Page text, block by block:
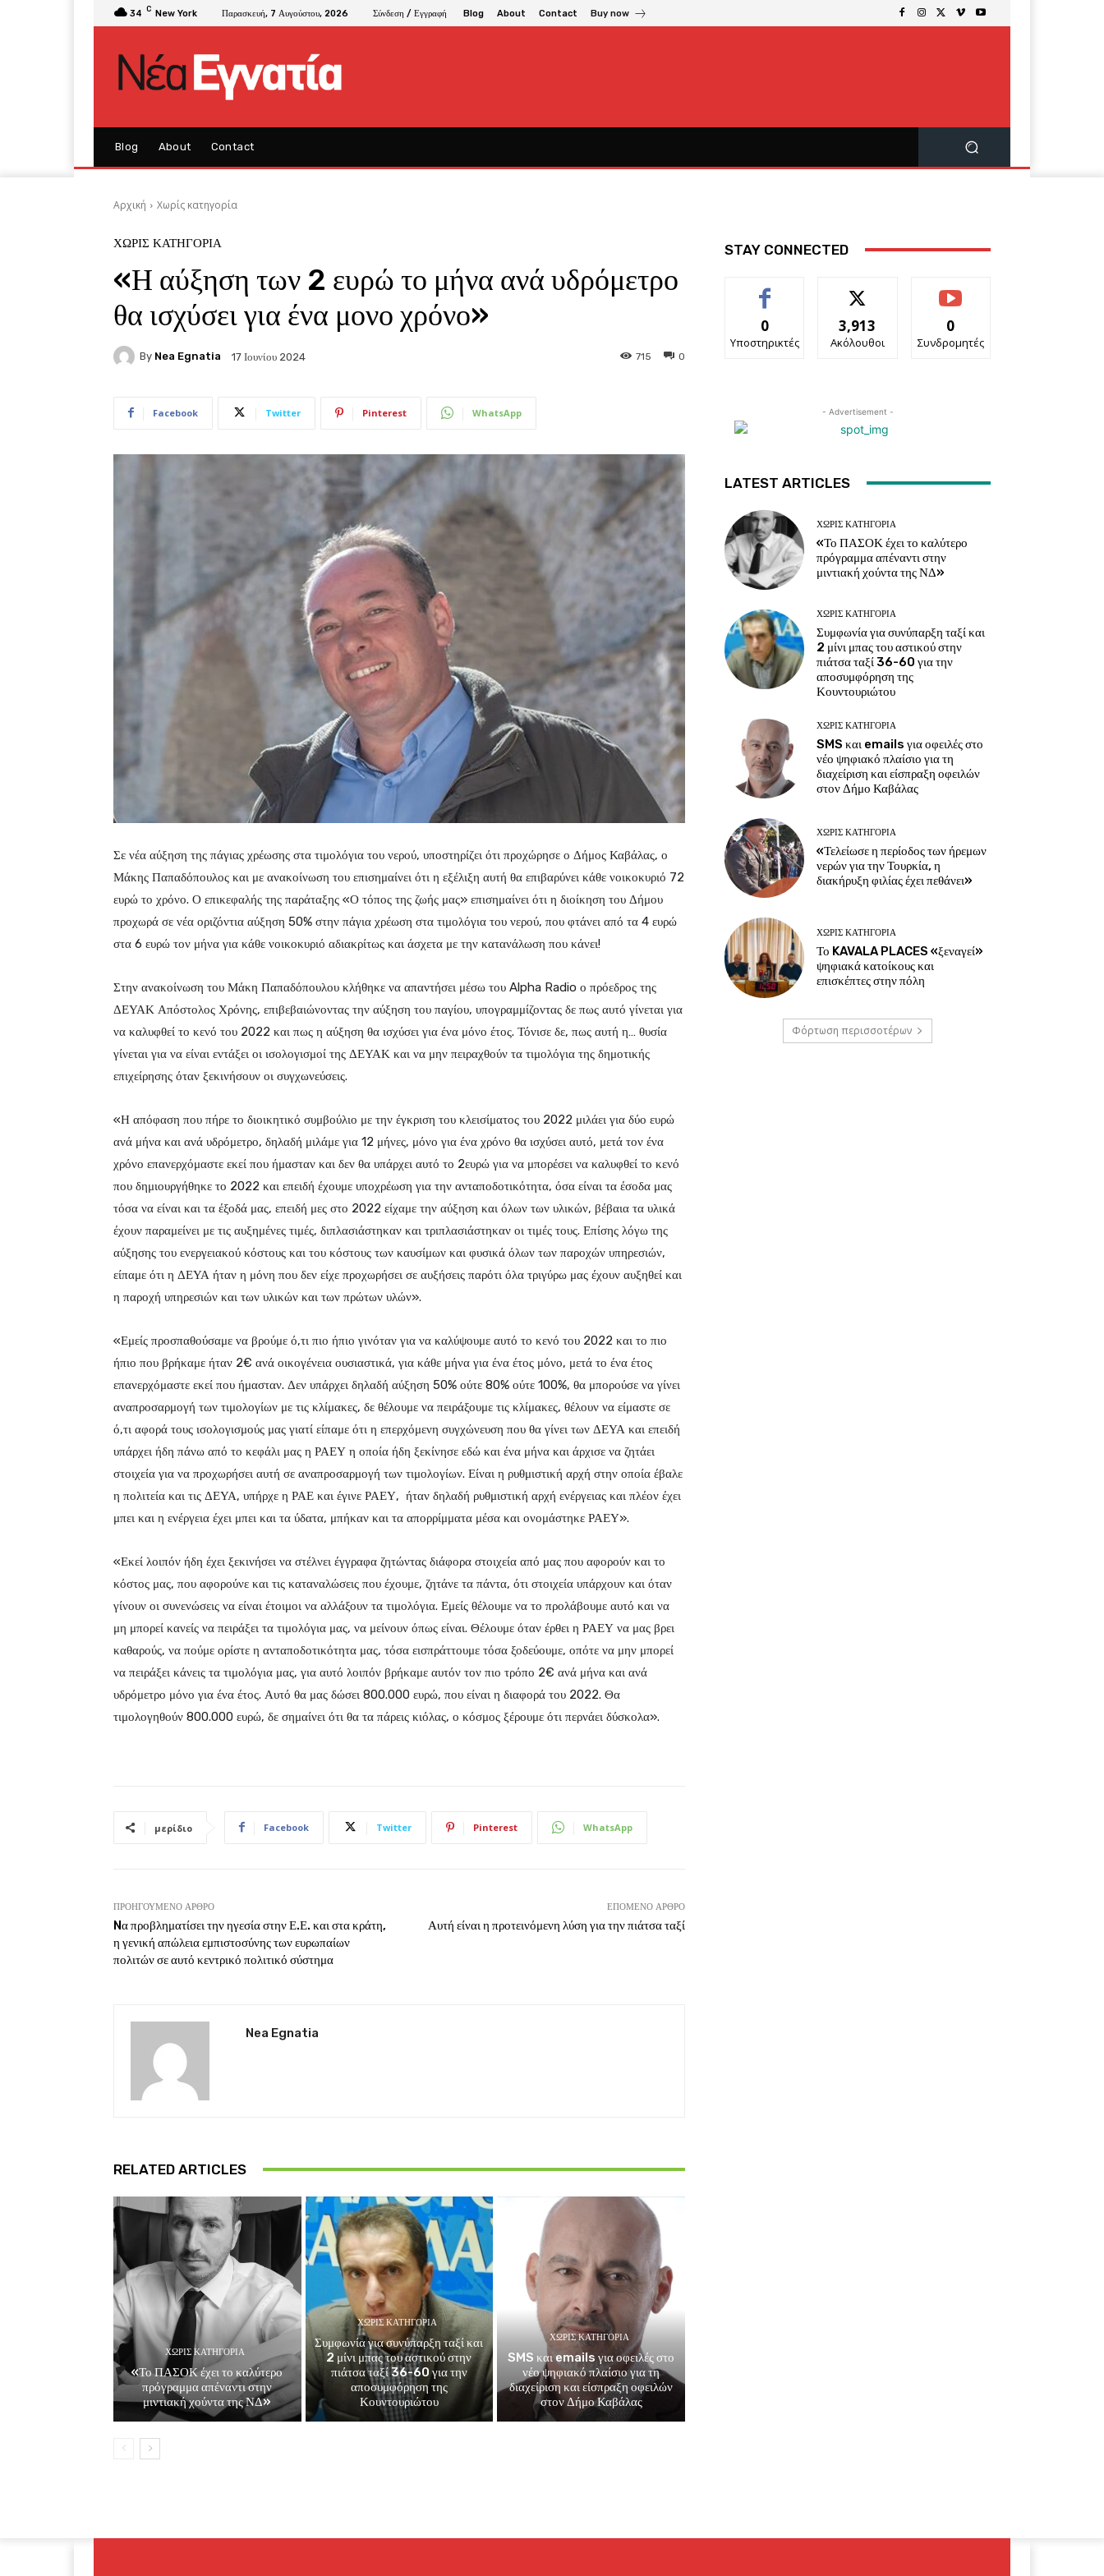
34 C New York Παρασκευή, 7 Αυγούστου, 2026 Σύνδεση / Εγγραφή Blog About Contact Buy now
Blog About Contact
Αρχική Χωρίς κατηγορία
ΧΩΡΊΣ ΚΑΤΗΓΟΡΊΑ
«Η αύξηση των 2 ευρώ το μήνα ανά υδρόμετρο
θα ισχύσει για ένα μονο χρόνο»
By Nea Egnatia 17 Ιουνίου 2024 0
715
Facebook Twitter Pinterest WhatsApp
Σε νέα αύξηση της πάγιας χρέωσης στα τιμολόγια του νερού, υποστηρίζει ότι προχώρησε ο Δήμος Καβάλας, ο
Μάκης Παπαδόπουλος και με ανακοίνωση του επισημαίνει ότι η εξέλιξη αυτή θα επιβαρύνει κάθε νοικοκυριό 72
ευρώ το χρόνο. Ο επικεφαλής της παράταξης «Ο τόπος της ζωής μας» επισημαίνει ότι η διοίκηση του Δήμου
προχωρά σε νέα οριζόντια αύξηση 50% στην πάγια χρέωση στα τιμολόγια του νερού, που φτάνει από τα 4 ευρώ
στα 6 ευρώ τον μήνα για κάθε νοικοκυριό αδιακρίτως και άσχετα με την κατανάλωση που κάνει!
Στην ανακοίνωση του Μάκη Παπαδόπουλου κλήθηκε να απαντήσει μέσω του Alpha Radio ο πρόεδρος της
ΔΕΥΑΚ Απόστολος Χρόνης, επιβεβαιώνοντας την αύξηση του παγίου, υπογραμμίζοντας δε πως αυτό γίνεται για
να καλυφθεί το κενό του 2022 και πως η αύξηση θα ισχύσει για ένα μόνο έτος. Τόνισε δε, πως αυτή η… θυσία
γίνεται για να είναι εντάξει οι ισολογισμοί της ΔΕΥΑΚ και να μην πειραχθούν τα τιμολόγια της δημοτικής
επιχείρησης όταν ξεκινήσουν οι συγχωνεύσεις.
«Η απόφαση που πήρε το διοικητικό συμβούλιο με την έγκριση του κλεισίματος του 2022 μιλάει για δύο ευρώ
ανά μήνα και ανά υδρόμετρο, δηλαδή μιλάμε για 12 μήνες, μόνο για ένα χρόνο θα ισχύσει αυτό, μετά τον ένα
χρόνο επανερχόμαστε εκεί που ήμασταν και δεν θα υπάρχει αυτό το 2ευρώ για να μπορέσει να καλυφθεί το κενό
που δημιουργήθηκε το 2022 και επειδή έχουμε υποχρέωση για την ανταποδοτικότητα, όσα είναι τα έσοδα μας
τόσα να είναι και τα έξοδά μας, επειδή μες στο 2022 είχαμε την αύξηση και όλων των υλικών, βέβαια τα υλικά
έχουν παραμείνει με τις αυξημένες τιμές, διπλασιάστηκαν και τριπλασιάστηκαν οι τιμές τους. Επίσης λόγω της
αύξησης του ενεργειακού κόστους και του κόστους των καυσίμων και φυσικά όλων των παροχών υπηρεσιών,
είπαμε ότι η ΔΕΥΑ ήταν η μόνη που δεν είχε προχωρήσει σε αυξήσεις παρότι όλα τριγύρω μας έχουν αυξηθεί και
η παροχή υπηρεσιών και των υλικών και των πρώτων υλών».
«Εμείς προσπαθούσαμε να βρούμε ό,τι πιο ήπιο γινόταν για να καλύψουμε αυτό το κενό του 2022 και το πιο
ήπιο που βρήκαμε ήταν 2€ ανά οικογένεια ουσιαστικά, για κάθε μήνα για ένα έτος μόνο, μετά το ένα έτος
επανερχόμαστε εκεί που ήμασταν. Δεν υπάρχει δηλαδή αύξηση 50% ούτε 80% ούτε 100%, θα μπορούσε να γίνει
αναπροσαρμογή των τιμολογίων με τις κλίμακες, δε θέλουμε να πειράξουμε τις κλίμακες, θέλουν να είμαστε σε
ό,τι αφορά τους ισολογισμούς μας γιατί είπαμε ότι η επερχόμενη συγχώνευση που θα γίνει των ΔΕΥΑ και επειδή
υπάρχει ήδη πάνω από το κεφάλι μας η ΡΑΕΥ η οποία ήδη ξεκίνησε εδώ και ένα μήνα και άρχισε να ζητάει
στοιχεία για να προχωρήσει αυτή σε αναπροσαρμογή των τιμολογίων. Είναι η ρυθμιστική αρχή στην οποία έβαλε
η πολιτεία και τις ΔΕΥΑ, υπήρχε η ΡΑΕ και έγινε ΡΑΕΥ, ήταν δηλαδή ρυθμιστική αρχή ενέργειας και πλέον έχει
μπει και η ενέργεια έχει μπει και τα ύδατα, μπήκαν και τα απορρίμματα μέσα και ονομάστηκε ΡΑΕΥ».
«Εκεί λοιπόν ήδη έχει ξεκινήσει να στέλνει έγγραφα ζητώντας διάφορα στοιχεία από μας που αφορούν και το
κόστος μας, που αφορούνε και τις καταναλώσεις που έχουμε, ζητάνε τα πάντα, ότι στοιχεία υπάρχουν και όταν
γίνουν οι συνενώσεις να είναι έτοιμοι να αλλάξουν τα τιμολόγια. Εμείς θέλουμε να το προλάβουμε αυτό και να
μη μπορεί κανείς να πειράξει τα τιμολόγια μας, να μείνουν όπως είναι. Θέλουμε όταν έρθει η ΡΑΕΥ να μας βρει
καθαρούς, να πούμε ορίστε η ανταποδοτικότητα μας, τόσα εισπράττουμε τόσα ξοδεύουμε, οπότε να μην μπορεί
να πειράξει κάνεις τα τιμολόγια μας, για αυτό λοιπόν βρήκαμε αυτόν τον πιο τρόπο 2€ ανά μήνα και ανά
υδρόμετρο μόνο για ένα έτος. Αυτό θα μας δώσει 800.000 ευρώ, που είναι η διαφορά του 2022. Θα
τιμολογηθούν 800.000 ευρώ, δε σημαίνει ότι θα τα πάρεις κιόλας, ο κόσμος ξέρουμε ότι περνάει δύσκολα».
μερίδιο Facebook Twitter Pinterest WhatsApp
ΠΡΟΗΓΟΎΜΕΝΟ ΆΡΘΡΟ
Nα προβληματίσει την ηγεσία στην Ε.Ε. και στα κράτη,
η γενική απώλεια εμπιστοσύνης των ευρωπαίων
πολιτών σε αυτό κεντρικό πολιτικό σύστημα
ΕΠΌΜΕΝΟ ΆΡΘΡΟ
Αυτή είναι η προτεινόμενη λύση για την πιάτσα ταξί
Nea Egnatia
RELATED ARTICLES
ΧΩΡΊΣ ΚΑΤΗΓΟΡΊΑ
«Το ΠΑΣΟΚ έχει το καλύτερο
πρόγραμμα απέναντι στην
μιντιακή χούντα της ΝΔ»
ΧΩΡΊΣ ΚΑΤΗΓΟΡΊΑ
Συμφωνία για συνύπαρξη ταξί και
2 μίνι μπας του αστικού στην
πιάτσα ταξί 36-60 για την
αποσυμφόρηση της
Κουντουριώτου
ΧΩΡΊΣ ΚΑΤΗΓΟΡΊΑ
SMS και emails για οφειλές στο
νέο ψηφιακό πλαίσιο για τη
διαχείριση και είσπραξη οφειλών
στον Δήμο Καβάλας
STAY CONNECTED
0
Υποστηρικτές
3,913
Ακόλουθοι
0
Συνδρομητές
- Advertisement -
LATEST ARTICLES
ΧΩΡΊΣ ΚΑΤΗΓΟΡΊΑ
«Το ΠΑΣΟΚ έχει το καλύτερο
πρόγραμμα απέναντι στην
μιντιακή χούντα της ΝΔ»
ΧΩΡΊΣ ΚΑΤΗΓΟΡΊΑ
Συμφωνία για συνύπαρξη ταξί και
2 μίνι μπας του αστικού στην
πιάτσα ταξί 36-60 για την
αποσυμφόρηση της
Κουντουριώτου
ΧΩΡΊΣ ΚΑΤΗΓΟΡΊΑ
SMS και emails για οφειλές στο
νέο ψηφιακό πλαίσιο για τη
διαχείριση και είσπραξη οφειλών
στον Δήμο Καβάλας
ΧΩΡΊΣ ΚΑΤΗΓΟΡΊΑ
«Τελείωσε η περίοδος των ήρεμων
νερών για την Τουρκία, η
διακήρυξη φιλίας έχει πεθάνει»
ΧΩΡΊΣ ΚΑΤΗΓΟΡΊΑ
Το KAVALA PLACES «ξεναγεί»
ψηφιακά κατοίκους και
επισκέπτες στην πόλη
Φόρτωση περισσοτέρων